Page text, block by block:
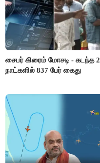
சைபர் கிரைம் மோசடி - கடந்த 2
நாட்களில் 837 பேர் கைது